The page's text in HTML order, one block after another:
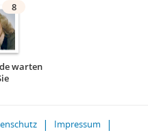
8
warten
Impressum